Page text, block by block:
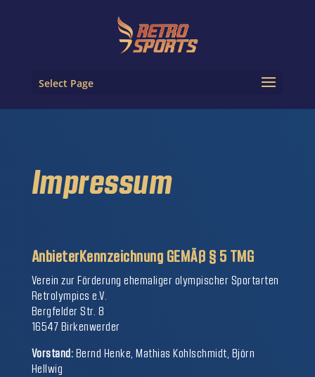
Select Page
Impressum
AnbieterKennzeichnung GEMÄß § 5 TMG
Verein zur Förderung ehemaliger olympischer Sportarten
Retrolympics e.V.
Bergfelder Str. 8
16547 Birkenwerder
Vorstand: Bernd Henke, Mathias Kohlschmidt, Björn
Hellwig